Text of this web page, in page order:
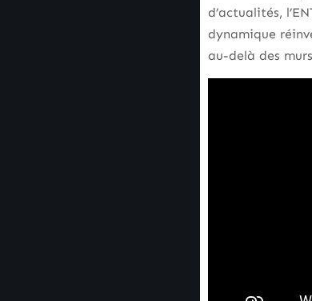
d’actualités,
dynamique
au-delà des